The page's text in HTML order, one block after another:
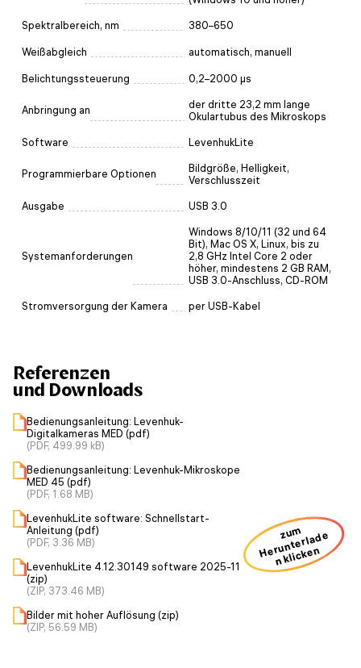
Spektralbereich, nm 380–650
Weißabgleich automatisch, manuell
Belichtungssteuerung 0,2–2000 μs
Anbringung an
der dritte 23,2 mm lange
Okulartubus des Mikroskops
Software LevenhukLite
Programmierbare Optionen
Bildgröße, Helligkeit,
Verschlusszeit
Ausgabe USB 3.0
Systemanforderungen
Windows 8/10/11 (32 und 64
Bit), Mac OS X, Linux, bis zu
2,8 GHz Intel Core 2 oder
höher, mindestens 2 GB RAM,
USB 3.0-Anschluss, CD-ROM
Stromversorgung der Kamera per USB-Kabel
Referenzen
und Downloads
Bedienungsanleitung: Levenhuk-
Digitalkameras MED (pdf)
(PDF, 499.99 kB)
Bedienungsanleitung: Levenhuk-Mikroskope
MED 45 (pdf)
(PDF, 1.68 MB)
LevenhukLite software: Schnellstart-
Anleitung (pdf)
(PDF, 3.36 MB)
LevenhukLite 4.12.30149 software 2025-11
(zip)
(ZIP, 373.46 MB)
Bilder mit hoher Auflösung (zip)
(ZIP, 56.59 MB)
zum
H
er
u
nt
erl
a
d
e
n kli
ck
e
n